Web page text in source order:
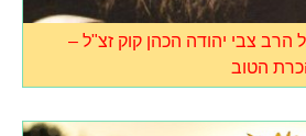
הרב צבי יהודה הכהן קוק זצ"ל –
הטוב